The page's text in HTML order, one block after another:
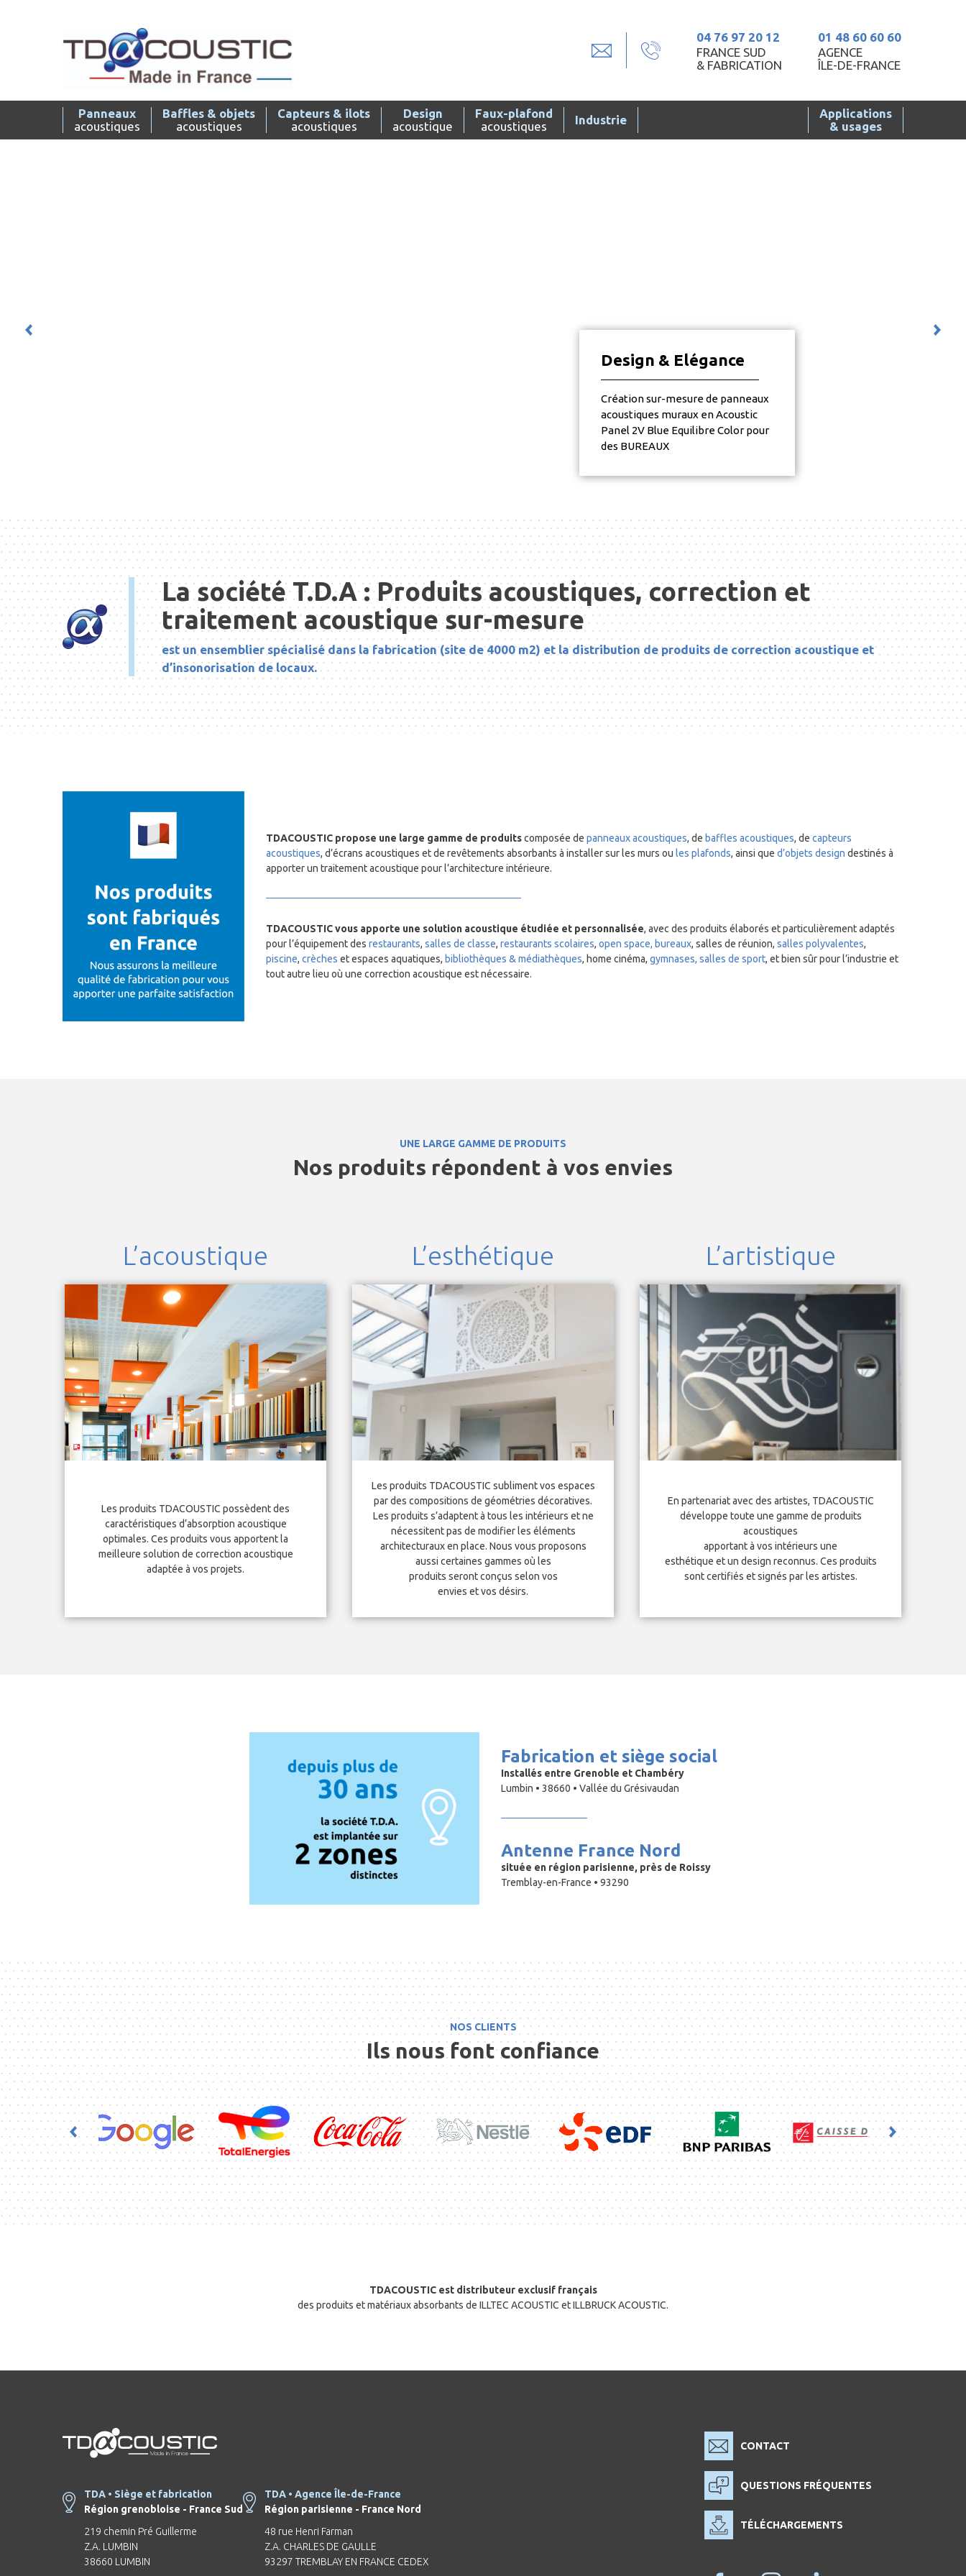
04 76 97 20 12
FRANCE SUD
& FABRICATION
01 48 60 60 60
AGENCE
ÎLE-DE-FRANCE
Panneaux
acoustiques
Baffles & objets
acoustiques
Capteurs & ilots
acoustiques
Design
acoustique
Faux-plafond
acoustiques
Industrie
Applications
& usages
Design & Elégance
Création sur-mesure de panneaux
acoustiques muraux en Acoustic
Panel 2V Blue Equilibre Color pour
des BUREAUX
La société T.D.A : Produits acoustiques, correction et
traitement acoustique sur-mesure
est un ensemblier spécialisé dans la fabrication (site de 4000 m2) et la distribution de produits de correction acoustique et
d’insonorisation de locaux.
TDACOUSTIC propose une large gamme de produitscomposée de panneaux acoustiques, de baffles acoustiques, de capteurs
acoustiques, d’écrans acoustiques et de revêtements absorbants à installer sur les murs ou les plafonds, ainsi que d’objets design destinés à
apporter un traitement acoustique pour l’architecture intérieure.
TDACOUSTIC vous apporte une solution acoustique étudiée et personnalisée, avec des produits élaborés et particulièrement adaptés
pour l’équipement des restaurants, salles de classe, restaurants scolaires, open space, bureaux, salles de réunion, salles polyvalentes,
piscine, crèches et espaces aquatiques, bibliothèques & médiathèques, home cinéma, gymnases, salles de sport, et bien sûr pour l’industrie et
tout autre lieu où une correction acoustique est nécessaire.
UNE LARGE GAMME DE PRODUITS
Nos produits répondent à vos envies
L’acoustique
Les produits TDACOUSTIC possèdent des
caractéristiques d’absorption acoustique
optimales. Ces produits vous apportent la
meilleure solution de correction acoustique
adaptée à vos projets.
L’esthétique
Les produits TDACOUSTIC subliment vos espaces
par des compositions de géométries décoratives.
Les produits s’adaptent à tous les intérieurs et ne
nécessitent pas de modifier les éléments
architecturaux en place. Nous vous proposons
aussi certaines gammes où les
produits seront conçus selon vos
envies et vos désirs.
L’artistique
En partenariat avec des artistes, TDACOUSTIC
développe toute une gamme de produits
acoustiques
apportant à vos intérieurs une
esthétique et un design reconnus. Ces produits
sont certifiés et signés par les artistes.
Fabrication et siège social
Installés entre Grenoble et Chambéry
Lumbin • 38660 • Vallée du Grésivaudan
Antenne France Nord
située en région parisienne, près de Roissy
Tremblay-en-France • 93290
NOS CLIENTS
Ils nous font confiance
TDACOUSTIC est distributeur exclusif français
des produits et matériaux absorbants de ILLTEC ACOUSTIC et ILLBRUCK ACOUSTIC.
TDA • Siège et fabrication
Région grenobloise - France Sud
219 chemin Pré Guillerme
Z.A. LUMBIN
38660 LUMBIN
TDA • Agence Île-de-France
Région parisienne - France Nord
48 rue Henri Farman
Z.A. CHARLES DE GAULLE
93297 TREMBLAY EN FRANCE CEDEX
CONTACT
QUESTIONS FRÉQUENTES
TÉLÉCHARGEMENTS